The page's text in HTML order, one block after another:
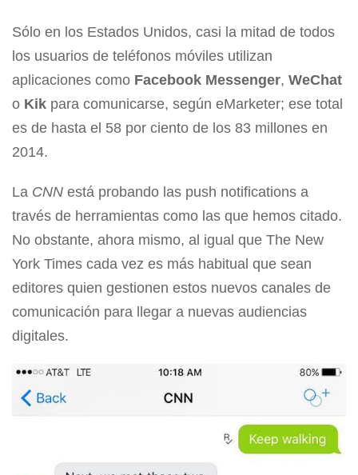
Sólo en los Estados Unidos, casi la mitad de todos
los usuarios de teléfonos móviles utilizan
aplicaciones como Facebook Messenger, WeChat
o Kik para comunicarse, según eMarketer; ese total
es de hasta el 58 por ciento de los 83 millones en
2014.
La CNN está probando las push notifications a
través de herramientas como las que hemos citado.
No obstante, ahora mismo, al igual que The New
York Times cada vez es más habitual que sean
editores quien gestionen estos nuevos canales de
comunicación para llegar a nuevas audiencias
digitales.